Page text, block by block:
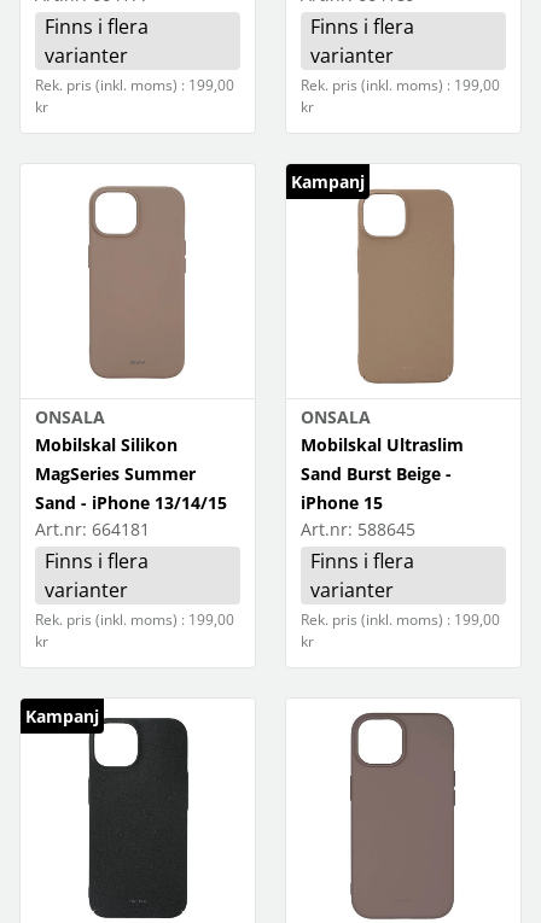
Finns i flera
varianter
Rek. pris (inkl. moms) : 199,00
kr
Finns i flera
varianter
Rek. pris (inkl. moms) : 199,00
kr
ONSALA
Mobilskal Silikon
MagSeries Summer
Sand - iPhone 13/14/15
Art.nr: 664181
Finns i flera
varianter
Rek. pris (inkl. moms) : 199,00
kr
Kampanj
ONSALA
Mobilskal Ultraslim
Sand Burst Beige -
iPhone 15
Art.nr: 588645
Finns i flera
varianter
Rek. pris (inkl. moms) : 199,00
kr
Kampanj